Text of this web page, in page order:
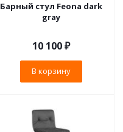
Барный стул Feona dark
gray
10 100₽
В корзину